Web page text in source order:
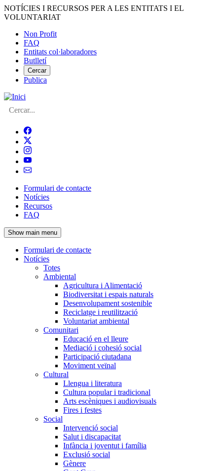
Vés
al
NOTÍCIES I RECURSOS PER A LES ENTITATS I EL
VOLUNTARIAT
Menú
del
compte
d'usuari
Non Profit
FAQ
Entitats col·laboradores
Butlletí
Cercar
Publica
Cerca
Navegació
principal
de
l'encapçalament
Formulari de contacte
Notícies
Recursos
FAQ
Show main menu
Navegació
principal
Formulari de contacte
Notícies
Totes
Ambiental
Agricultura i Alimentació
Biodiversitat i espais naturals
Desenvolupament sostenible
Reciclatge i reutilització
Voluntariat ambiental
Comunitari
Educació en el lleure
Mediació i cohesió social
Participació ciutadana
Moviment veïnal
Cultural
Llengua i literatura
Cultura popular i tradicional
Arts escèniques i audiovisuals
Fires i festes
Social
Intervenció social
Salut i discapacitat
Infància i joventut i família
Exclusió social
Gènere